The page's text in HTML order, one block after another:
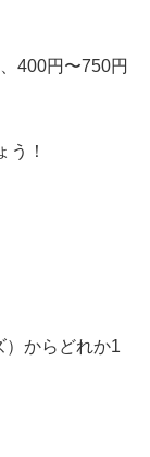
400円〜750円
う！
）からどれか1